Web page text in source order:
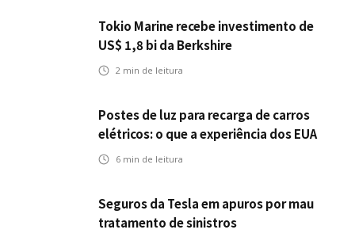
Tokio Marine recebe investimento de
US$ 1,8 bi da Berkshire
2 min de leitura
Postes de luz para recarga de carros
elétricos: o que a experiência dos EUA
pode antecipar para o Brasil
6 min de leitura
Seguros da Tesla em apuros por mau
tratamento de sinistros